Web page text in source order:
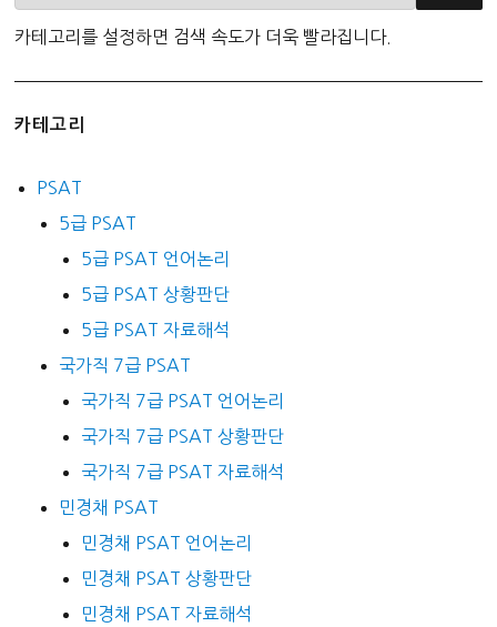
카테고리를 설정하면 검색 속도가 더욱 빨라집니다.
카테고리
PSAT
5급 PSAT
5급 PSAT 언어논리
5급 PSAT 상황판단
5급 PSAT 자료해석
국가직 7급 PSAT
국가직 7급 PSAT 언어논리
국가직 7급 PSAT 상황판단
국가직 7급 PSAT 자료해석
민경채 PSAT
민경채 PSAT 언어논리
민경채 PSAT 상황판단
민경채 PSAT 자료해석